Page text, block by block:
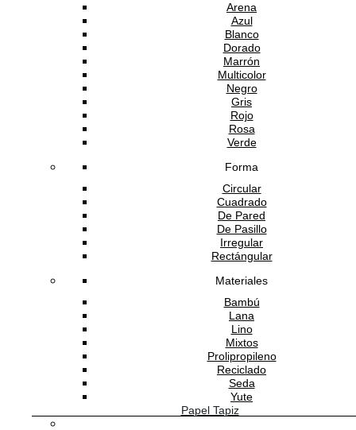
Arena
Azul
Blanco
Dorado
Marrón
Multicolor
Negro
Gris
Rojo
Rosa
Verde
Forma
Circular
Cuadrado
De Pared
De Pasillo
Irregular
Rectángular
Materiales
Bambú
Lana
Lino
Mixtos
Prolipropileno
Reciclado
Seda
Yute
Papel Tapiz